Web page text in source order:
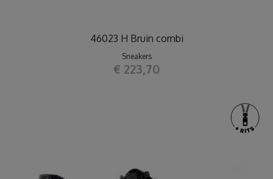
46023 H Bruin combi
Sneakers
€ 223,70